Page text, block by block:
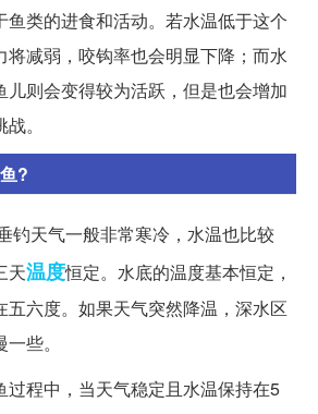
鱼类的进食和活动。若水温低于这个
将减弱，咬钩率也会明显下降；而水
儿则会变得较为活跃，但是也会增加
。
?
钓天气一般非常寒冷，水温也比较
天温度恒定。水底的温度基本恒定，
五六度。如果天气突然降温，深水区
些。
过程中，当天气稳定且水温保持在5